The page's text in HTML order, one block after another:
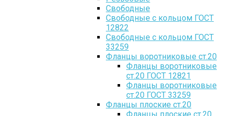
Свободные
Свободные с кольцом ГОСТ
12822
Свободные с кольцом ГОСТ
33259
Фланцы воротниковые ст.20
Фланцы воротниковые
ст.20 ГОСТ 12821
Фланцы воротниковые
ст.20 ГОСТ 33259
Фланцы плоские ст.20